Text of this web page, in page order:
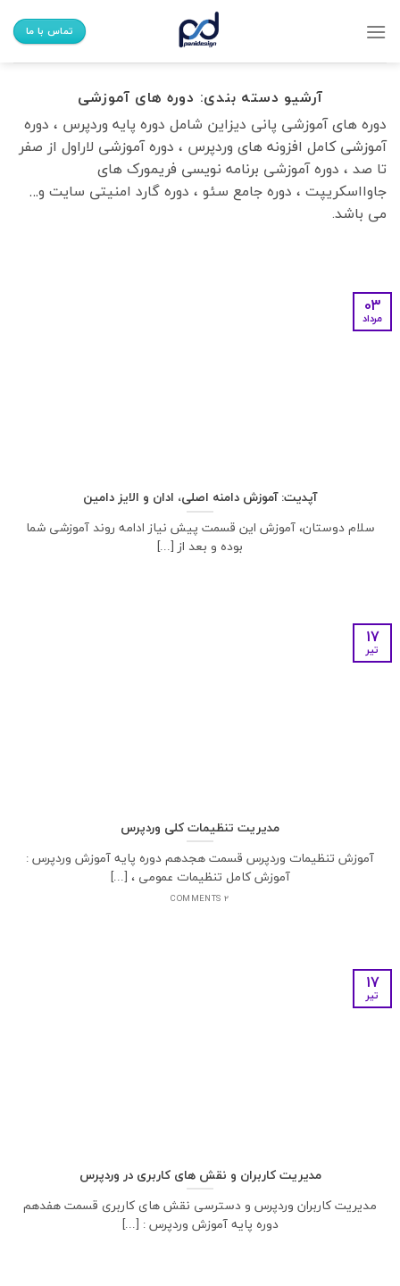
تماس با ما
آرشیو دسته بندی: دوره های آموزشی
دوره های آموزشی پانی دیزاین شامل دوره پایه وردپرس ، دوره
آموزشی کامل افزونه های وردپرس ، دوره آموزشی لاراول از صفر
تا صد ، دوره آموزشی برنامه نویسی فریمورک های
جاوااسکریپت ، دوره جامع سئو ، دوره گارد امنیتی سایت و…
می باشد.
آپدیت: آموزش دامنه اصلی، ادان و الایز دامین
سلام دوستان، آموزش این قسمت پیش نیاز ادامه روند آموزشی شما
بوده و بعد از [...]
03
مرداد
مدیریت تنظیمات کلی وردپرس
آموزش تنظیمات وردپرس قسمت هجدهم دوره پایه آموزش وردپرس :
آموزش کامل تنظیمات عمومی ، [...]
2 COMMENTS
17
تیر
مدیریت کاربران و نقش های کاربری در وردپرس
مدیریت کاربران وردپرس و دسترسی نقش های کاربری قسمت هفدهم
دوره پایه آموزش وردپرس : [...]
17
تیر